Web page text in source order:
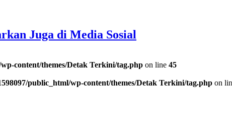
Juga di Media Sosial
content/themes/Detak Terkini/tag.php on line 45
public_html/wp-content/themes/Detak Terkini/tag.php on